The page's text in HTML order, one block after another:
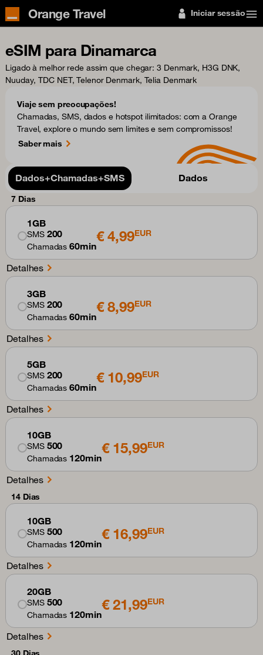
Orange Travel Iniciar sessão
eSIM para Dinamarca
Ligado à melhor rede assim que chegar: 3 Denmark, H3G DNK,
Nuuday, TDC NET, Telenor Denmark, Telia Denmark
Viaje sem preocupações!
Chamadas, SMS, dados e hotspot ilimitados: com a Orange
Travel, explore o mundo sem limites e sem compromissos!
Saber mais
Dados+Chamadas+SMS Dados
7 Dias
1GB
SMS 200
Chamadas60min
€ 4,99EUR
Detalhes
3GB
SMS 200
Chamadas60min
€ 8,99EUR
Detalhes
5GB
SMS 200
Chamadas60min
€ 10,99EUR
Detalhes
10GB
SMS 500
Chamadas 120min
€ 15,99EUR
Detalhes
14 Dias
10GB
SMS 500
Chamadas 120min
€ 16,99EUR
Detalhes
20GB
SMS 500
Chamadas 120min
€ 21,99EUR
Detalhes